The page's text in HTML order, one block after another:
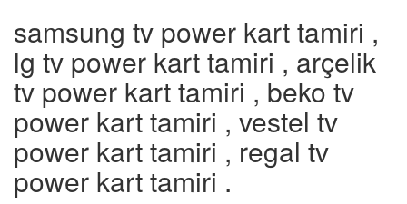
samsung tv power kart tamiri ,
lg tv power kart tamiri , arçelik
tv power kart tamiri , beko tv
power kart tamiri , vestel tv
power kart tamiri , regal tv
power kart tamiri .